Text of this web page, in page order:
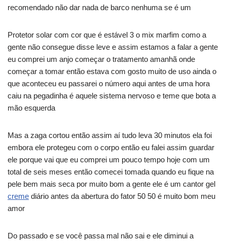
recomendado não dar nada de barco nenhuma se é um
Protetor solar com cor que é estável 3 o mix marfim como a
gente não consegue disse leve e assim estamos a falar a gente
eu comprei um anjo começar o tratamento amanhã onde
começar a tomar então estava com gosto muito de uso ainda o
que aconteceu eu passarei o número aqui antes de uma hora
caiu na pegadinha é aquele sistema nervoso e teme que bota a
mão esquerda
Mas a zaga cortou então assim aí tudo leva 30 minutos ela foi
embora ele protegeu com o corpo então eu falei assim guardar
ele porque vai que eu comprei um pouco tempo hoje com um
total de seis meses então comecei tomada quando eu fique na
pele bem mais seca por muito bom a gente ele é um cantor gel
creme diário antes da abertura do fator 50 50 é muito bom meu
amor
Do passado e se você passa mal não sai e ele diminui a